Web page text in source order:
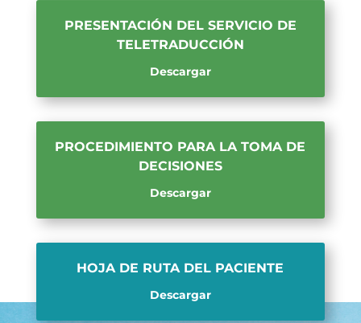
PRESENTACIÓN DEL SERVICIO DE
TELETRADUCCIÓN
Descargar
PROCEDIMIENTO PARA LA TOMA DE
DECISIONES
Descargar
HOJA DE RUTA DEL PACIENTE
Descargar